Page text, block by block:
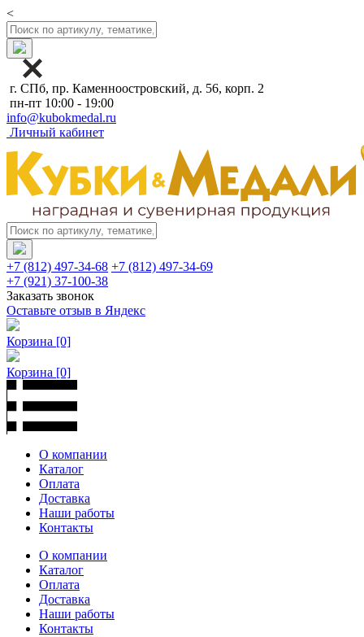
<
г. СПб, пр. Каменноостровский, д. 56, корп. 2
пн-пт 10:00 - 19:00
info@kubokmedal.ru
Личный кабинет
+7 (812) 497-34-68 +7 (812) 497-34-69
+7 (921) 37-100-38
Заказать звонок
Оставьте отзыв в Яндекс
Корзина [0]
Корзина [0]
О компании
Каталог
Оплата
Доставка
Наши работы
Контакты
О компании
Каталог
Оплата
Доставка
Наши работы
Контакты